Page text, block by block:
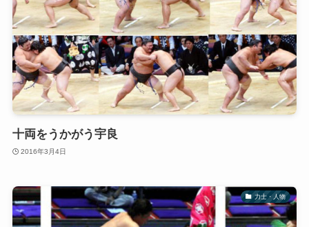
十両をうかがう宇良
2016年3月4日
力士・人物